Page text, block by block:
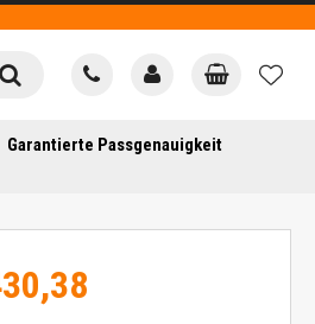
Garantierte Passgenauigkeit